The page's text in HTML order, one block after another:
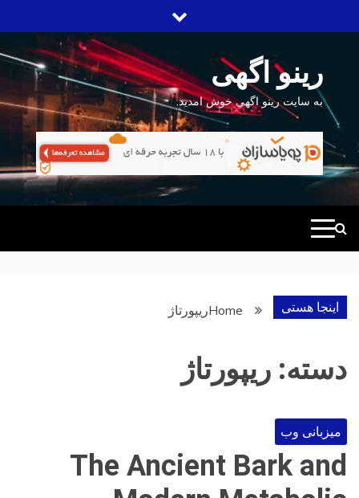
to
رینو اگهی
به سایت رینو اگهی خوش امدید.
اینجا هستی Homeریپورتاژ
دسته: ریپورتاژ
میزبانی وب
The Ancient Bark and